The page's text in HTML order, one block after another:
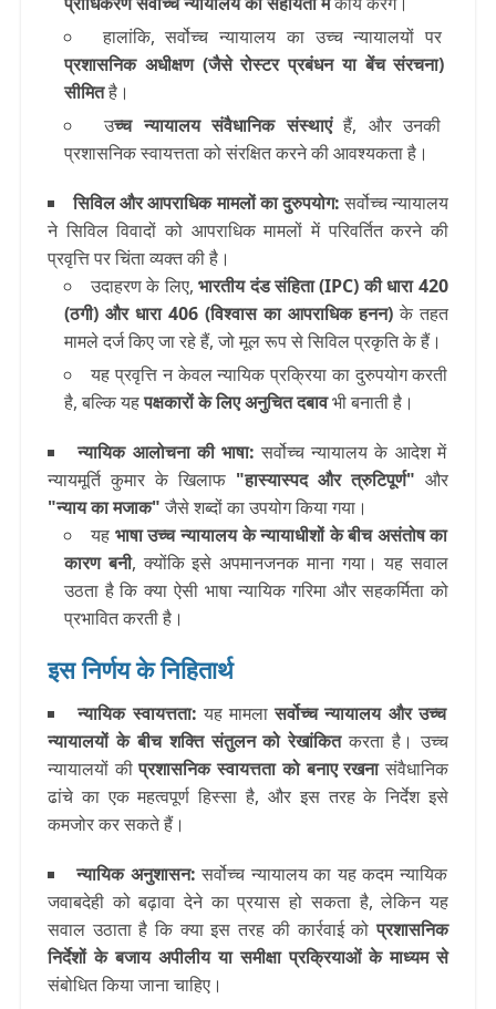
हालांकि, सर्वोच्च न्यायालय का उच्च न्यायालयों पर
प्रशासनिक अधीक्षण (जैसे रोस्टर प्रबंधन या बेंच संरचना)
सीमितहै।
उच्च न्यायालय संवैधानिक संस्थाएंहैं, और उनकी
प्रशासनिक स्वायत्तता को संरक्षित करने की आवश्यकता है।
सिविल और आपराधिक मामलों का दुरुपयोग: सर्वोच्च न्यायालय
ने सिविल विवादों को आपराधिक मामलों में परिवर्तित करने की
प्रवृत्ति पर चिंता व्यक्त की है।
उदाहरण के लिए,भारतीय दंड संहिता (IPC) की धारा 420
(ठगी) और धारा 406 (विश्वास का आपराधिक हनन) के तहत
मामले दर्ज किए जा रहे हैं, जो मूल रूप से सिविल प्रकृति के हैं।
यह प्रवृत्ति न केवल न्यायिक प्रक्रिया का दुरुपयोग करती
है, बल्कि यहपक्षकारों के लिए अनुचित दबावभी बनाती है।
न्यायिक आलोचना की भाषा:सर्वोच्च न्यायालय के आदेश में
न्यायमूर्ति कुमार के खिलाफ "हास्यास्पद और त्रुटिपूर्ण" और
"न्याय का मजाक" जैसे शब्दों का उपयोग किया गया।
यह भाषा उच्च न्यायालय के न्यायाधीशों के बीच असंतोष का
कारण बनी, क्योंकि इसे अपमानजनक माना गया। यह सवाल
उठता है कि क्या ऐसी भाषा न्यायिक गरिमा और सहकर्मिता को
प्रभावित करती है।
इस निर्णय के निहितार्थ
न्यायिक स्वायत्तता: यह मामलासर्वोच्च न्यायालय और उच्च
न्यायालयों के बीच शक्ति संतुलन को रेखांकितकरता है। उच्च
न्यायालयों कीप्रशासनिक स्वायत्तता को बनाए रखनासंवैधानिक
ढांचे का एक महत्वपूर्ण हिस्सा है, और इस तरह के निर्देश इसे
कमजोर कर सकते हैं।
न्यायिक अनुशासन: सर्वोच्च न्यायालय का यह कदम न्यायिक
जवाबदेही को बढ़ावा देने का प्रयास हो सकता है, लेकिन यह
सवाल उठाता है कि क्या इस तरह की कार्रवाई कोप्रशासनिक
निर्देशों के बजाय अपीलीय या समीक्षा प्रक्रियाओं के माध्यम से
संबोधित किया जाना चाहिए।